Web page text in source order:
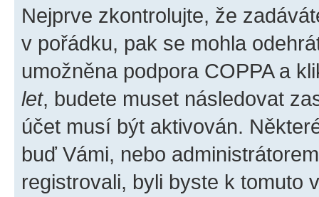
Nejprve zkontrolujte, že
v pořádku, pak se mohla
umožněna podpora COPPA a
let, budete muset následovat
účet musí být aktivován.
buď Vámi, nebo
registrovali, byli byste k tomuto